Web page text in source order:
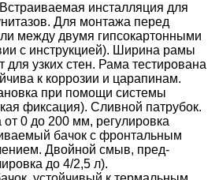
инсталляция для
Для монтажа перед
между двумя гипсокартонными
с инструкцией). Ширина рамы
для узких стен. Рама тестирована
к коррозии и царапинам.
при помощи системы
фиксация). Сливной патрубок.
0 до 200 мм, регулировка
бачок с фронтальным
Двойной смыв, пред-
до 4/2,5 л).